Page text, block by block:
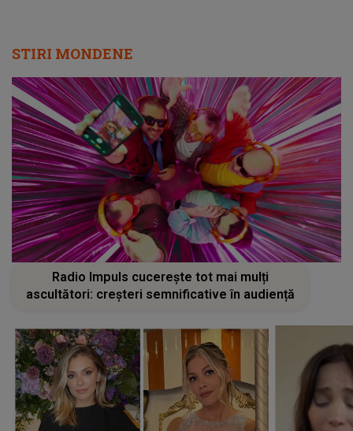
STIRI MONDENE
Radio Impuls cucerește tot mai mulți
ascultători: creșteri semnificative în audiență